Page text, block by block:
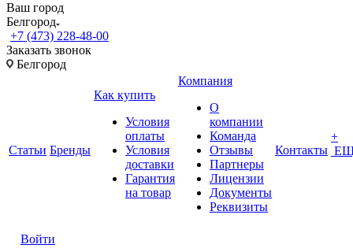
Ваш город
Белгород
+7 (473) 228-48-00
Заказать звонок
Белгород
Статьи Бренды
Как купить
Условия
оплаты
Условия
доставки
Гарантия
на товар
Компания
О
компании
Команда
Отзывы
Партнеры
Лицензии
Документы
Реквизиты
Контакты
+
Войти